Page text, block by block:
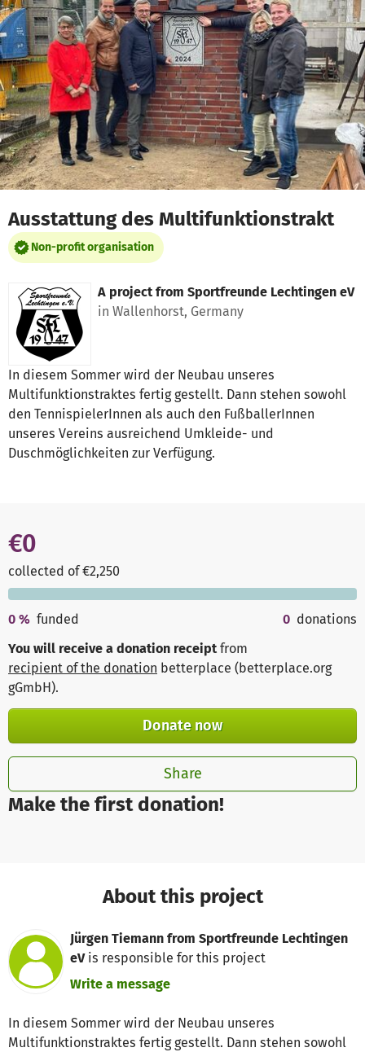
Skip to main content
Show accessibility statement
Ausstattung des Multifunktionstrakt
Non-profit organisation
A project from Sportfreunde Lechtingen eV
in Wallenhorst, Germany
In diesem Sommer wird der Neubau unseres
Multifunktionstraktes fertig gestellt. Dann stehen sowohl
den TennispielerInnen als auch den FußballerInnen
unseres Vereins ausreichend Umkleide- und
Duschmöglichkeiten zur Verfügung.
Make the first donation!
€0
collected of €2,250
0 % funded 0 donations
You will receive a donation receipt from
recipient of the donation betterplace (betterplace.org
gGmbH).
Donate now
Share
About this project
Jürgen Tiemann from Sportfreunde Lechtingen
eVis responsible for this project
Write a message
In diesem Sommer wird der Neubau unseres
Multifunktionstraktes fertig gestellt. Dann stehen sowohl